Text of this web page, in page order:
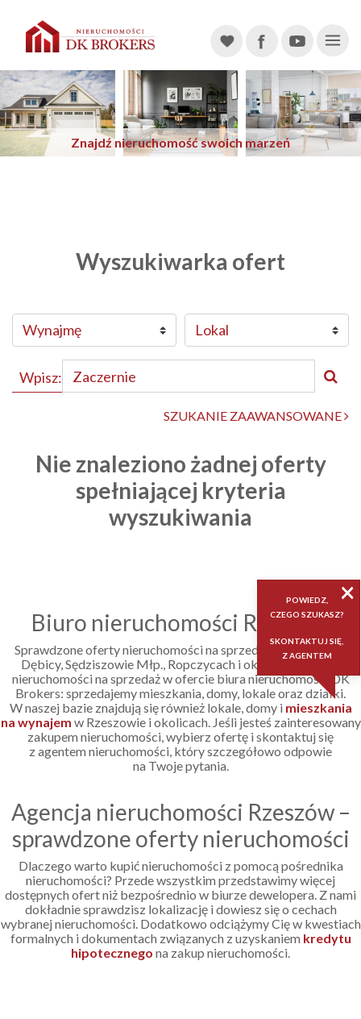
Main Navigation
Znajdź nieruchomość swoich marzeń
Wyszukiwarka ofert
Wpisz:
SZUKANIE ZAAWANSOWANE
Nie znaleziono żadnej oferty
spełniającej kryteria
wyszukiwania
Biuro nieruchomości Rzeszów
Sprawdzone oferty nieruchomości na sprzedaż w Rzeszowie,
Dębicy, Sędziszowie Młp., Ropczycach i okolicach. Poznaj
nieruchomości na sprzedaż w ofercie biura nieruchomości DK
Brokers: sprzedajemy mieszkania, domy, lokale oraz działki.
W naszej bazie znajdują się również lokale, domy i mieszkania
na wynajem w Rzeszowie i okolicach. Jeśli jesteś zainteresowany
zakupem nieruchomości, wybierz ofertę i skontaktuj się
z agentem nieruchomości, który szczegółowo odpowie
na Twoje pytania.
Agencja nieruchomości Rzeszów –
sprawdzone oferty nieruchomości
Dlaczego warto kupić nieruchomości z pomocą pośrednika
nieruchomości? Przede wszystkim przedstawimy więcej
dostępnych ofert niż bezpośrednio w biurze dewelopera. Z nami
dokładnie sprawdzisz lokalizację i dowiesz się o cechach
wybranej nieruchomości. Dodatkowo odciążymy Cię w kwestiach
formalnych i dokumentach związanych z uzyskaniem kredytu
hipotecznego na zakup nieruchomości.
×
POWIEDZ,
CZEGO SZUKASZ?
SKONTAKTUJ SIĘ,
Z AGENTEM